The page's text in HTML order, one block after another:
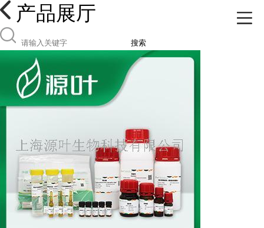
产品展厅
搜索